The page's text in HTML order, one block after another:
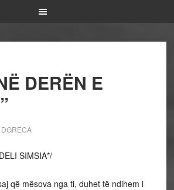
DERËN E
DGRECA
SIMSIA*/
që mësova nga ti, duhet të ndihem i